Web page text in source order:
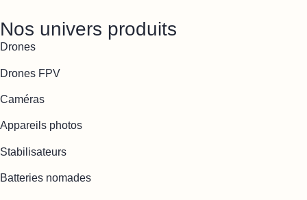
Nos univers produits
Drones
Drones FPV
Caméras
Appareils photos
Stabilisateurs
Batteries nomades